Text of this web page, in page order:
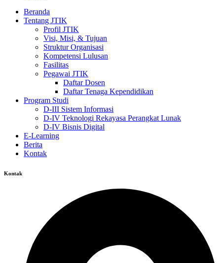
Beranda
Tentang JTIK
Profil JTIK
Visi, Misi, & Tujuan
Struktur Organisasi
Kompetensi Lulusan
Fasilitas
Pegawai JTIK
Daftar Dosen
Daftar Tenaga Kependidikan
Program Studi
D-III Sistem Informasi
D-IV Teknologi Rekayasa Perangkat Lunak
D-IV Bisnis Digital
E-Learning
Berita
Kontak
Kontak